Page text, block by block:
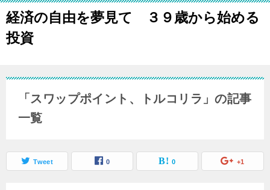
経済の自由を夢見て ３９歳から始める
投資
「スワップポイント、トルコリラ」の記事
一覧
Tweet 0 0 +1